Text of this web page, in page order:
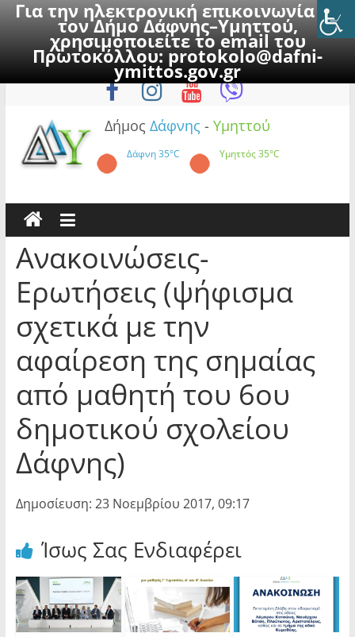
Για την ηλεκτρονική επικοινωνία με
τον Δήμο Δάφνης–Υμηττού,
χρησιμοποιείτε το email του
Πρωτοκόλλου:protokolo@dafni-
ymittos.gov.gr
to
Σάββατο, 8 Αυγούστου 2026
Δήμος Δάφνης - Υμηττού
Δάφνη35°C Υμηττός35°C
Ανακοινώσεις-
Ερωτήσεις (ψήφισμα
σχετικά με την
αφαίρεση της σημαίας
από μαθητή του 6ου
δημοτικού σχολείου
Δάφνης)
Δημοσίευση: 23 Νοεμβρίου 2017, 09:17
Ίσως Σας Ενδιαφέρει